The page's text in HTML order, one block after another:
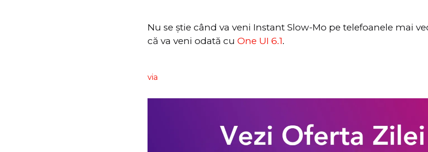
Nu se știe când va veni Instant Slow-Mo pe telefoanele mai
că va veni odată cu One UI 6.1.
via